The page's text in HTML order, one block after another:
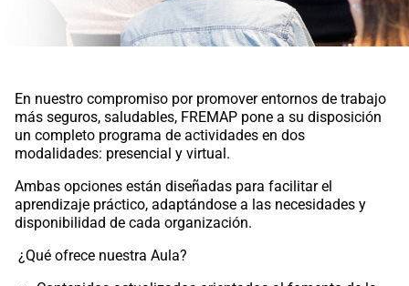
En nuestro compromiso por promover entornos de trabajo
más seguros, saludables, FREMAP pone a su disposición
un completo programa de actividades en dos
modalidades: presencial y virtual.
Ambas opciones están diseñadas para facilitar el
aprendizaje práctico, adaptándose a las necesidades y
disponibilidad de cada organización.
¿Qué ofrece nuestra Aula?